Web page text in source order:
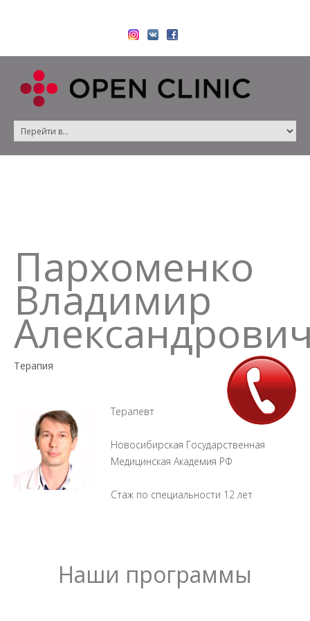
Пархоменко
Владимир
Терапия
Терапевт
Новосибирская Государственная
Медицинская Академия РФ
Стаж по специальности 12 лет
Наши программы